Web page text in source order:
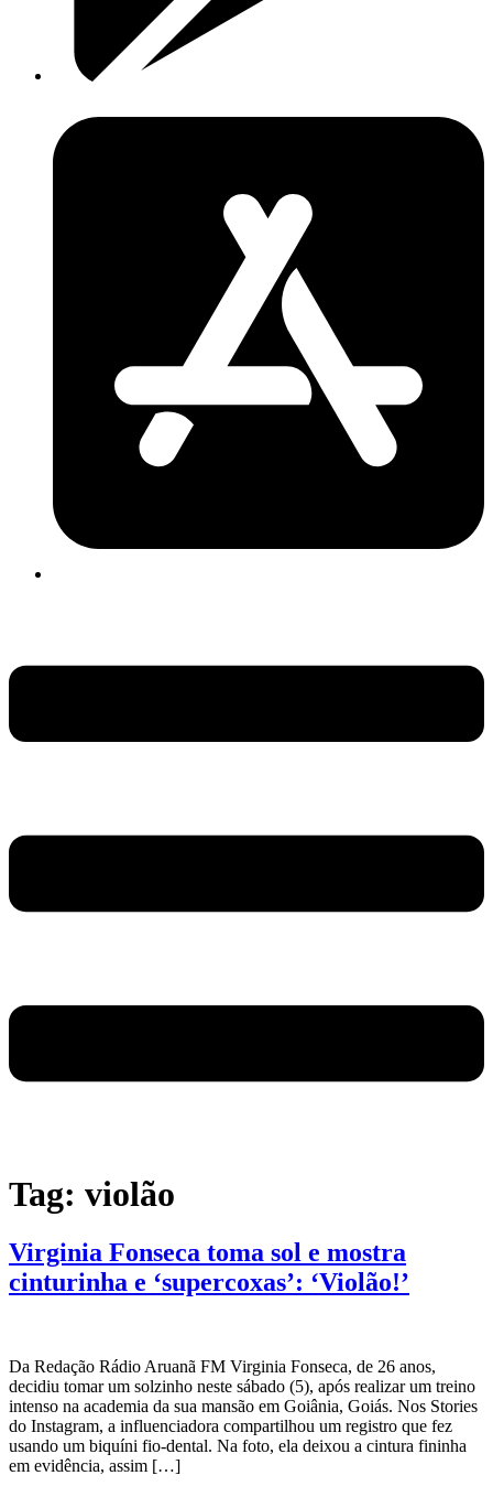
Tag: violão
Virginia Fonseca toma sol e mostra
cinturinha e ‘supercoxas’: ‘Violão!’
Da Redação Rádio Aruanã FM Virginia Fonseca, de 26 anos,
decidiu tomar um solzinho neste sábado (5), após realizar um treino
intenso na academia da sua mansão em Goiânia, Goiás. Nos Stories
do Instagram, a influenciadora compartilhou um registro que fez
usando um biquíni fio-dental. Na foto, ela deixou a cintura fininha
em evidência, assim […]